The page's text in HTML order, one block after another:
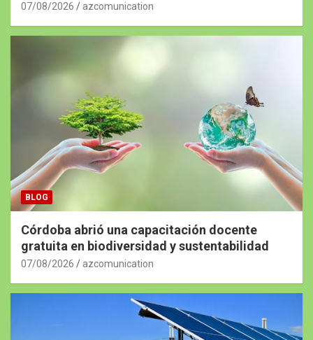
07/08/2026 azcomunication
BLOG
Córdoba abrió una capacitación docente
gratuita en biodiversidad y sustentabilidad
07/08/2026 azcomunication